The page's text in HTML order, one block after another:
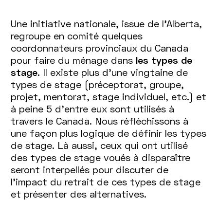
Une initiative nationale, issue de l’Alberta,
regroupe en comité quelques
coordonnateurs provinciaux du Canada
pour faire du ménage dans les types de
stage. Il existe plus d’une vingtaine de
types de stage (préceptorat, groupe,
projet, mentorat, stage individuel, etc.) et
à peine 5 d’entre eux sont utilisés à
travers le Canada. Nous réfléchissons à
une façon plus logique de définir les types
de stage. Là aussi, ceux qui ont utilisé
des types de stage voués à disparaître
seront interpellés pour discuter de
l’impact du retrait de ces types de stage
et présenter des alternatives.